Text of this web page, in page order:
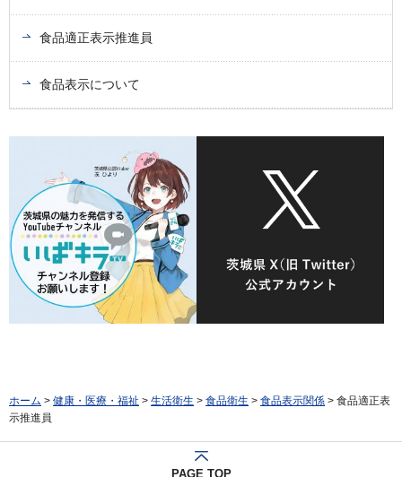
食品適正表示推進員
食品表示について
ホーム > 健康・医療・福祉 > 生活衛生 > 食品衛生 > 食品表示関係 > 食品適正表
示推進員
PAGE TOP